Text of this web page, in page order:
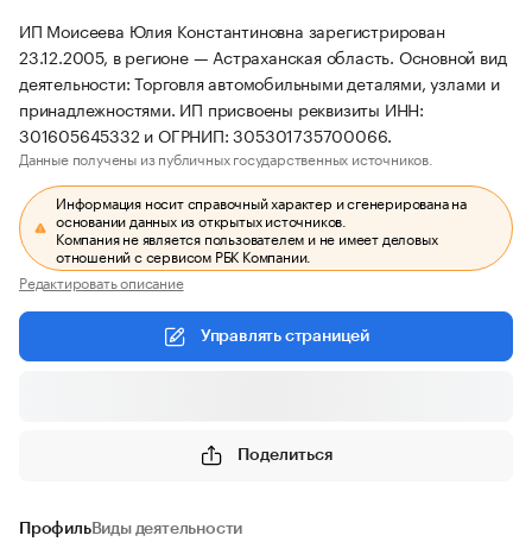
ИП Моисеева Юлия Константиновна зарегистрирован
23.12.2005, в регионе — Астраханская область. Основной вид
деятельности: Торговля автомобильными деталями, узлами и
принадлежностями. ИП присвоены реквизиты ИНН:
301605645332 и ОГРНИП: 305301735700066.
Данные получены из публичных государственных источников.
Информация носит справочный характер и сгенерирована на
основании данных из открытых источников.
Компания не является пользователем и не имеет деловых
отношений с сервисом РБК Компании.
Редактировать описание
Управлять страницей
Поделиться
ПрофильВиды деятельности